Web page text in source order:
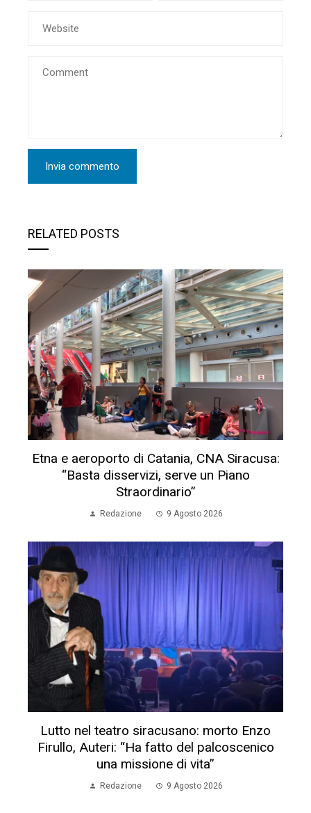
RELATED POSTS
Etna e aeroporto di Catania, CNA Siracusa:
“Basta disservizi, serve un Piano
Straordinario”
Redazione 9 Agosto 2026
Lutto nel teatro siracusano: morto Enzo
Firullo, Auteri: “Ha fatto del palcoscenico
una missione di vita”
Redazione 9 Agosto 2026